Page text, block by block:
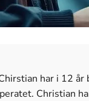
har i 12
Christian